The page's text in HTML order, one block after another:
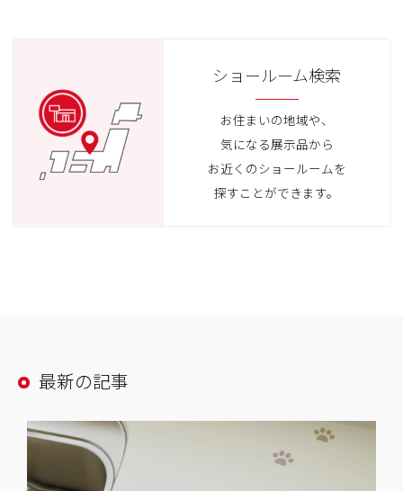
ショールーム検索
お住まいの地域や、
気になる展示品から
お近くのショールームを
探すことができます。
最新の記事